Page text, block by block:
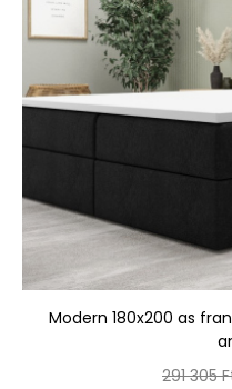
Modern 180x200 as
Normál
291 305